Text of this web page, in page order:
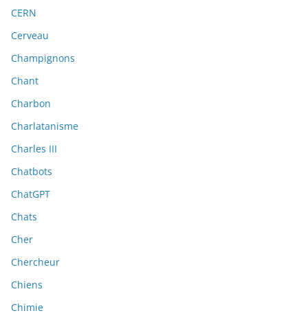
CERN
Cerveau
Champignons
Chant
Charbon
Charlatanisme
Charles III
Chatbots
ChatGPT
Chats
Cher
Chercheur
Chiens
Chimie